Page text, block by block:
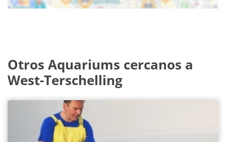
Otros Aquariums cercanos a
West-Terschelling